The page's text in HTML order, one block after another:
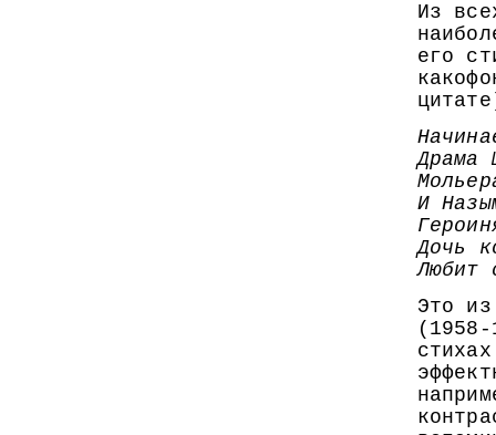
Из
его
Драма
И
Дочь
Любит
Это из
(1958-